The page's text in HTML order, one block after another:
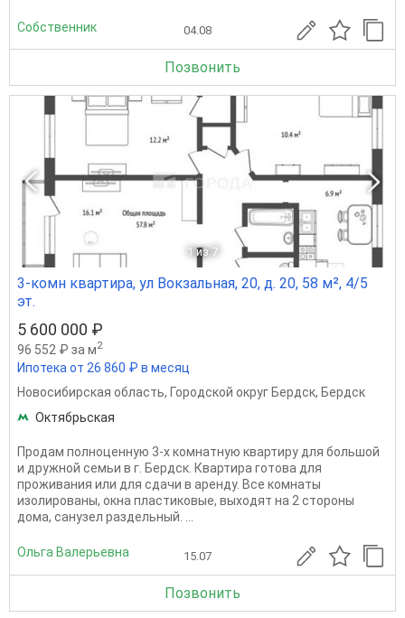
Собственник 04.08
Позвонить
1 из 7
3-комн квартира, ул Вокзальная, 20, д. 20, 58 м², 4/5
эт.
5 600 000 ₽
96 552 ₽ за м2
Ипотека от 26 860 ₽ в месяц
Новосибирская область, Городской округ Бердск, Бердск
Октябрьская
Продам полноценную 3-х комнатную квартиру для большой
и дружной семьи в г. Бердск. Квартира готова для
проживания или для сдачи в аренду. Все комнаты
изолированы, окна пластиковые, выходят на 2 стороны
дома, санузел раздельный. ...
Ольга Валерьевна 15.07
Позвонить